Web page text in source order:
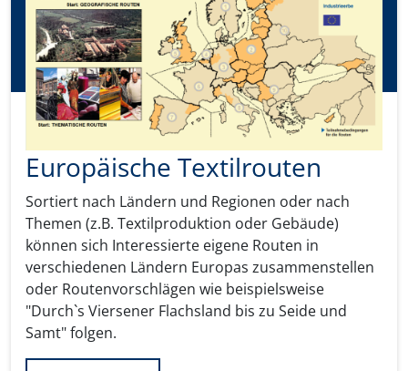
Europäische Textilrouten
Sortiert nach Ländern und Regionen oder nach
Themen (z.B. Textilproduktion oder Gebäude)
können sich Interessierte eigene Routen in
verschiedenen Ländern Europas zusammenstellen
oder Routenvorschlägen wie beispielsweise
"Durch`s Viersener Flachsland bis zu Seide und
Samt" folgen.